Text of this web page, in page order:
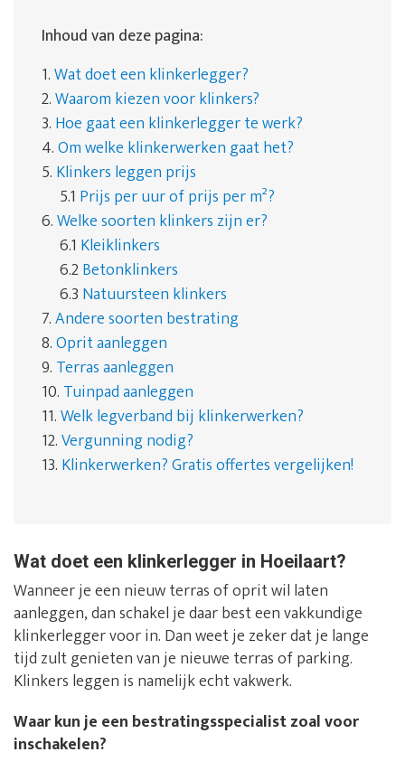
Inhoud van deze pagina:
1.Wat doet een klinkerlegger?
2.Waarom kiezen voor klinkers?
3. Hoe gaat een klinkerlegger te werk?
4.Om welke klinkerwerken gaat het?
5. Klinkers leggen prijs
5.1 Prijs per uur of prijs per m²?
6.Welke soorten klinkers zijn er?
6.1 Kleiklinkers
6.2Betonklinkers
6.3 Natuursteen klinkers
7.Andere soorten bestrating
8.Oprit aanleggen
9. Terras aanleggen
10. Tuinpad aanleggen
11.Welk legverband bij klinkerwerken?
12.Vergunning nodig?
13. Klinkerwerken? Gratis offertes vergelijken!
Wat doet een klinkerlegger in Hoeilaart?
Wanneer je een nieuw terras of oprit wil laten
aanleggen, dan schakel je daar best een vakkundige
klinkerlegger voor in. Dan weet je zeker dat je lange
tijd zult genieten van je nieuwe terras of parking.
Klinkers leggen is namelijk echt vakwerk.
Waar kun je een bestratingsspecialist zoal voor
inschakelen?